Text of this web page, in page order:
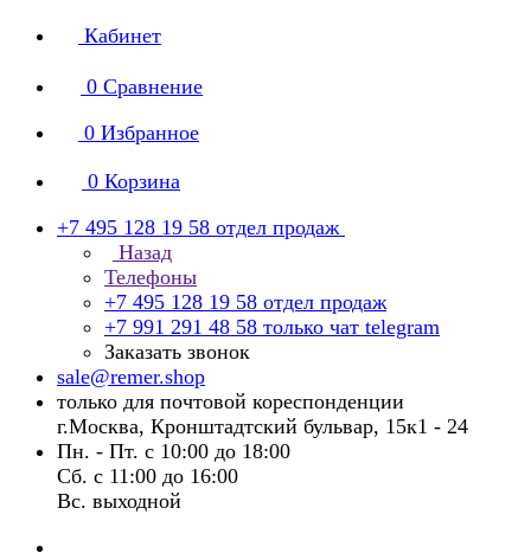
Кабинет
0 Сравнение
0 Избранное
0 Корзина
+7 495 128 19 58 отдел продаж
Назад
Телефоны
+7 495 128 19 58 отдел продаж
+7 991 291 48 58 только чат telegram
Заказать звонок
sale@remer.shop
только для почтовой кореспонденции
г.Москва, Кронштадтский бульвар, 15к1 - 24
Пн. - Пт. с 10:00 до 18:00
Сб. с 11:00 до 16:00
Вс. выходной